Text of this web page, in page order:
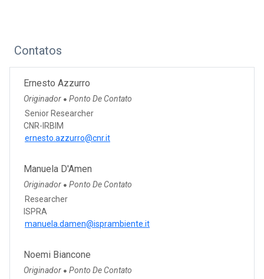
Contatos
Ernesto Azzurro
Originador ● Ponto De Contato
Senior Researcher
CNR-IRBIM
ernesto.azzurro@cnr.it
Manuela D'Amen
Originador ● Ponto De Contato
Researcher
ISPRA
manuela.damen@isprambiente.it
Noemi Biancone
Originador ● Ponto De Contato